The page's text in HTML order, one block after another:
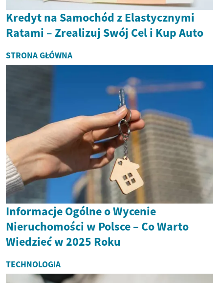
Kredyt na Samochód z Elastycznymi
Ratami – Zrealizuj Swój Cel i Kup Auto
STRONA GŁÓWNA
Informacje Ogólne o Wycenie
Nieruchomości w Polsce – Co Warto
Wiedzieć w 2025 Roku
TECHNOLOGIA